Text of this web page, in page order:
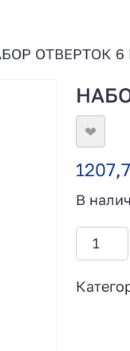
ОТВЕРТОК 6
❤
В